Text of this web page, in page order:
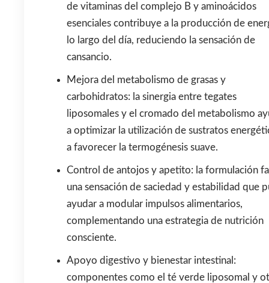
de vitaminas del complejo B y aminoácidos
esenciales contribuye a la producción de
lo largo del día, reduciendo la sensación de
cansancio.
Mejora del metabolismo de grasas y
carbohidratos: la sinergia entre tegates
liposomales y el cromado del metabolismo
a optimizar la utilización de sustratos
a favorecer la termogénesis suave.
Control de antojos y apetito: la formulación
una sensación de saciedad y estabilidad que
ayudar a modular impulsos alimentarios,
complementando una estrategia de nutrición
consciente.
Apoyo digestivo y bienestar intestinal:
componentes como el té verde liposomal y